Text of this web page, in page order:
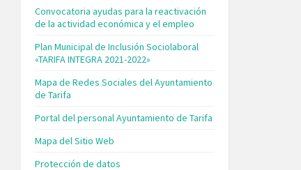
Convocatoria ayudas para la reactivación
de la actividad económica y el empleo
Plan Municipal de Inclusión Sociolaboral
«TARIFA INTEGRA 2021-2022»
Mapa de Redes Sociales del Ayuntamiento
de Tarifa
Portal del personal Ayuntamiento de Tarifa
Mapa del Sitio Web
Protección de datos